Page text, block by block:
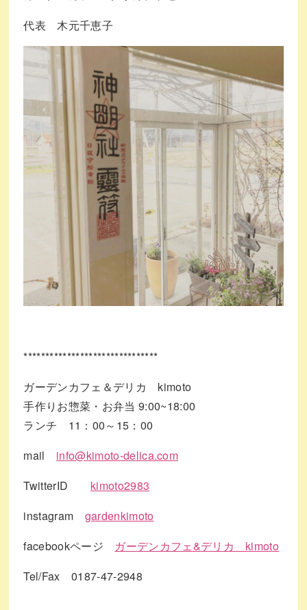
代表 木元千恵子
*******************************
ガーデンカフェ＆デリカ kimoto
手作りお惣菜・お弁当 9:00~18:00
ランチ 11：00～15：00
mail info@kimoto-delica.com
TwitterID kimoto2983
instagram gardenkimoto
facebookページ ガーデンカフェ&デリカ kimoto
Tel/Fax 0187-47-2948